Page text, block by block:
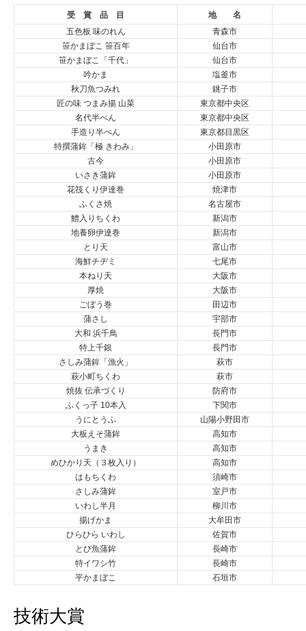
受 賞 品 目 地 名
五色板 味のれん
青森市
笹かまぼこ 笹百年
仙台市
笹かまぼこ「千代」
仙台市
吟かま
塩釜市
秋刀魚つみれ
銚子市
匠の味 つまみ揚 山菜
東京都中央区
名代半ぺん
東京都中央区
手造り半ぺん
東京都目黒区
特撰蒲鉾「極 きわみ」
小田原市
古今
小田原市
いさき蒲鉾
小田原市
花筏くり伊達巻
焼津市
ふくさ焼
名古屋市
鱧入りちくわ
新潟市
地養卵伊達巻
新潟市
とり天
富山市
海鮮チヂミ
七尾市
本ねり天
大阪市
厚焼
大阪市
ごぼう巻
田辺市
蒲さし
宇部市
大和 浜千鳥
長門市
特上千銀
長門市
さしみ蒲鉾「漁火」
萩市
萩小町ちくわ
萩市
焼抜 伝承づくり
防府市
ふくっ子 10本入
下関市
うにとうふ
山陽小野田市
大板えそ蒲鉾
高知市
うまき
高知市
めひかり天（３枚入り）
高知市
はもちくわ
須崎市
さしみ蒲鉾
室戸市
いわし半月
柳川市
揚げかま
大牟田市
ひらひら いわし
佐賀市
とび魚蒲鉾
長崎市
特イワシ竹
長崎市
平かまぼこ
石垣市
技術大賞